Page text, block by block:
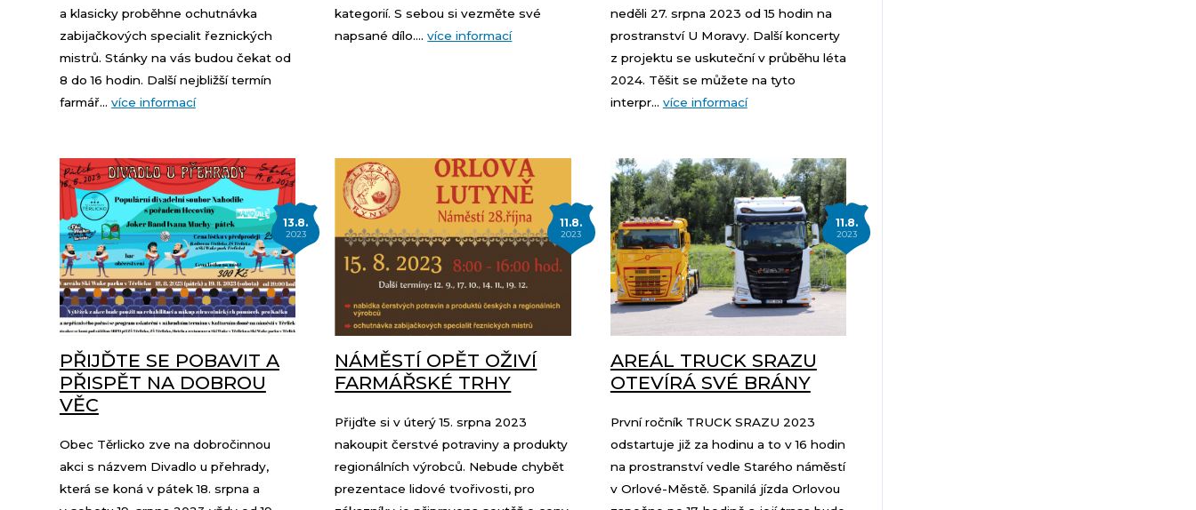
a klasicky proběhne ochutnávka
zabijačkových specialit řeznických
mistrů. Stánky na vás budou čekat od
8 do 16 hodin. Další nejbližší termín
farmář... více informací
kategorií. S sebou si vezměte své
napsané dílo....více informací
neděli 27. srpna 2023 od 15 hodin na
prostranství U Moravy. Další koncerty
z projektu se uskuteční v průběhu léta
2024. Těšit se můžete na tyto
interpr... více informací
13.8.
2023
PŘIJĎTE SE POBAVIT A
PŘISPĚT NA DOBROU
VĚC
Obec Těrlicko zve na dobročinnou
akci s názvem Divadlo u přehrady,
která se koná v pátek 18. srpna a
11.8.
2023
NÁMĚSTÍ OPĚT OŽIVÍ
FARMÁŘSKÉ TRHY
Přijďte si v úterý 15. srpna 2023
nakoupit čerstvé potraviny a produkty
regionálních výrobců. Nebude chybět
prezentace lidové tvořivosti, pro
11.8.
2023
AREÁL TRUCK SRAZU
OTEVÍRÁ SVÉ BRÁNY
První ročník TRUCK SRAZU 2023
odstartuje již za hodinu a to v 16 hodin
na prostranství vedle Starého náměstí
v Orlové-Městě. Spanilá jízda Orlovou